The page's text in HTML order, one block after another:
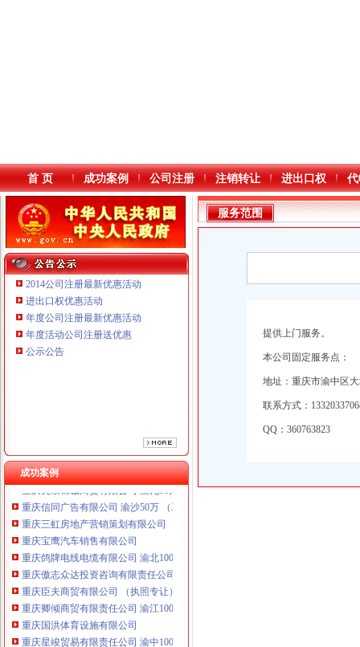
本站导航
首 页 成功案例 公司注册 注销转让 进出口权
2014公司注册最新优惠活动
进出口权优惠活动
年度公司注册最新优惠活动
年度活动公司注册送优惠
公示公告
成功案例
重庆鸽牌电线电缆有限公司 渝北10010万 (进出口权)
重庆傲志众达投资咨询有限责任公司 渝九1000万 （增资）
重庆星竣贸易有限责任公司 渝中100万 （进出口权）
重庆海谛升进出口贸易有限公司 渝北100万 （进出口权）
重庆奕欣锦诚商贸有限公司 渝九50万 （工商注册）
重庆信同广告有限公司 渝沙50万 （工商注册）
重庆三虹房地产营销策划有限公司
重庆宝鹰汽车销售有限公司
重庆鸽牌电线电缆有限公司 渝北10010万 (进出口权)
重庆傲志众达投资咨询有限责任公司 渝九1000万 （增资）
重庆臣夫商贸有限公司 （执照专让）
重庆卿倾商贸有限责任公司 渝江100万 （工商注册）
重庆国洪体育设施有限公司
重庆星竣贸易有限责任公司 渝中100万 （进出口权）
服务范围
提供上门服务。
本公司固定服务点：
地址：重庆市渝中区
联系方式：
QQ：360763823